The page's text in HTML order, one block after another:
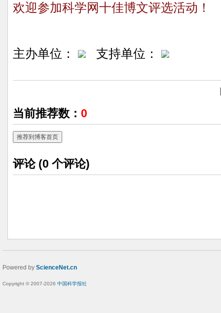
欢迎参加科学网十佳博文评选活动！
主办单位： 支持单位：
当前推荐数： 0
推荐到博客首页
评论 (0 个评论)
Powered by ScienceNet.cn
Copyright © 2007-2026 中国科学报社